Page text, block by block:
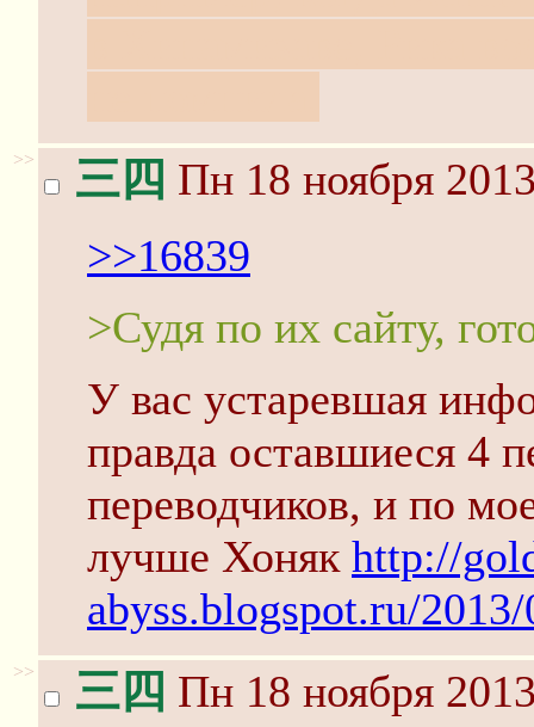
>> 三四 Пн 18 ноября
>>16839
>Судя по их сайту,
У вас устаревшая
правда оставшиеся 4
переводчиков, и по
лучше Хоняк http://
abyss.blogspot.ru/
>> 三四 Пн 18 ноября